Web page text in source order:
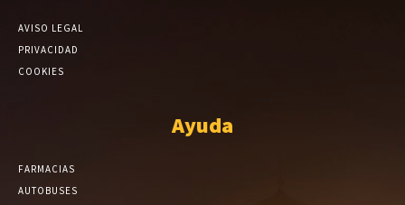
AVISO LEGAL
PRIVACIDAD
COOKIES
Ayuda
FARMACIAS
AUTOBUSES